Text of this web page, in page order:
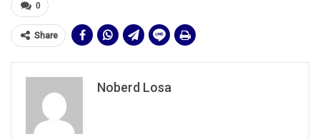
0
Share
Noberd Losa